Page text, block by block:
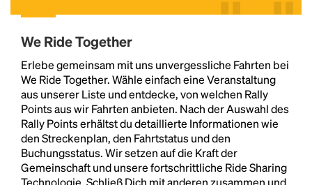
We Ride Together
Erlebe gemeinsam mit uns unvergessliche Fahrten bei
We Ride Together. Wähle einfach eine Veranstaltung
aus unserer Liste und entdecke, von welchen Rally
Points aus wir Fahrten anbieten. Nach der Auswahl des
Rally Points erhältst du detaillierte Informationen wie
den Streckenplan, den Fahrtstatus und den
Buchungsstatus. Wir setzen auf die Kraft der
Gemeinschaft und unsere fortschrittliche Ride Sharing
Technologie. Schließ Dich mit anderen zusammen und
Headline
Lorem Ipsum is simply dummy text of the printing
and typesetting industry.Lorem Ipsum has been the
industry's standarddummy text ever since the
1500s, when an unknown printer took a galley of
type and scrambled it to make a type specimen